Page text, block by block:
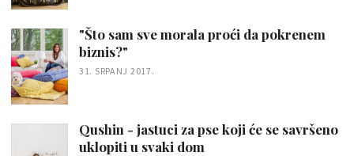
"Što sam sve morala proći da pokrenem
biznis?"
31. SRPANJ 2017.
Qushin - jastuci za pse koji će se savršeno
uklopiti u svaki dom